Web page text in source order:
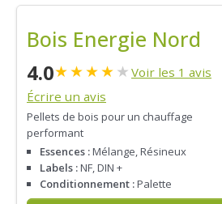
Bois Energie Nord
4.0★★★★★ Voir les 1 avis
Écrire un avis
Pellets de bois pour un chauffage
performant
Essences :Mélange, Résineux
Labels :NF, DIN +
Conditionnement :Palette